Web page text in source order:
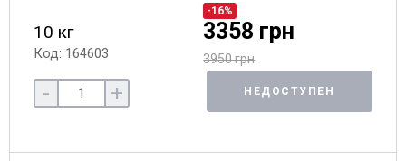
10 кг
Код: 164603
-16%
3358 грн
3950 грн
- + НЕДОСТУПЕН